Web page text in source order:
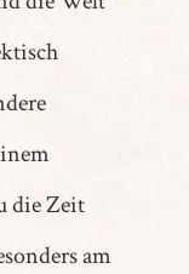
die Zeit
am